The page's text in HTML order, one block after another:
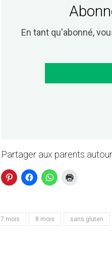
En tant qu'abonné,
Partager aux parents
7 mois 8 mois sans gluten